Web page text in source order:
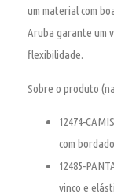
um material com
Aruba garante um
flexibilidade.
Sobre o produto
12474-
com
12485-
vinco e